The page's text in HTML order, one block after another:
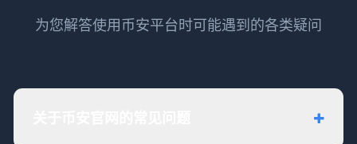
为您解答使用币安平台时可能遇到的各类疑问